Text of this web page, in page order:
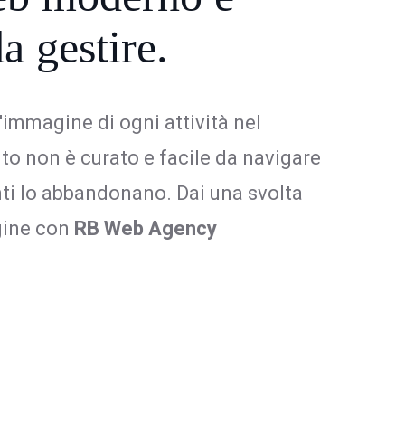
gestire.
di ogni attività nel
non è curato e facile da navigare
lo abbandonano. Dai una svolta
con RB Web Agency